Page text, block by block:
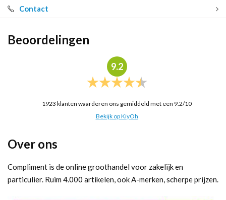
Contact
Beoordelingen
9.2
1923 klanten waarderen ons gemiddeld met een 9.2/10
Bekijk op KiyOh
Over ons
Compliment is de online groothandel voor zakelijk en
particulier. Ruim 4.000 artikelen, ook A-merken, scherpe prijzen.